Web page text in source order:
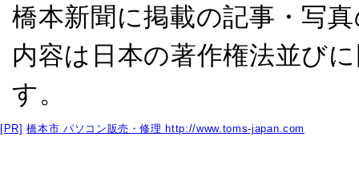
橋本新聞に掲載の記事・写
内容は日本の著作権法並び
す。
[PR] 橋本市 パソコン販売・修理 http://www.toms-japan.com